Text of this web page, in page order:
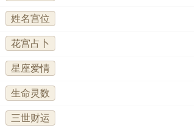
姓名宫位
花宫占卜
星座爱情
生命灵数
三世财运